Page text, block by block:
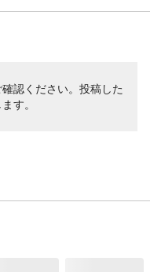
確認ください。投稿した
す。